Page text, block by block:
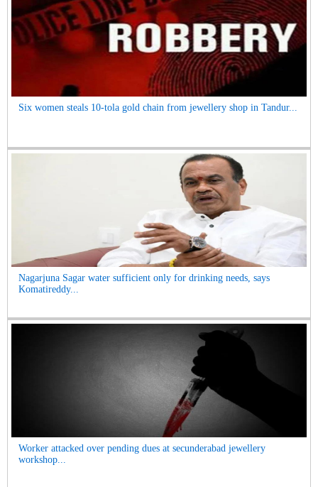
Six women steals 10-tola gold chain from jewellery shop in Tandur...
Nagarjuna Sagar water sufficient only for drinking needs, says
Komatireddy...
Worker attacked over pending dues at secunderabad jewellery
workshop...